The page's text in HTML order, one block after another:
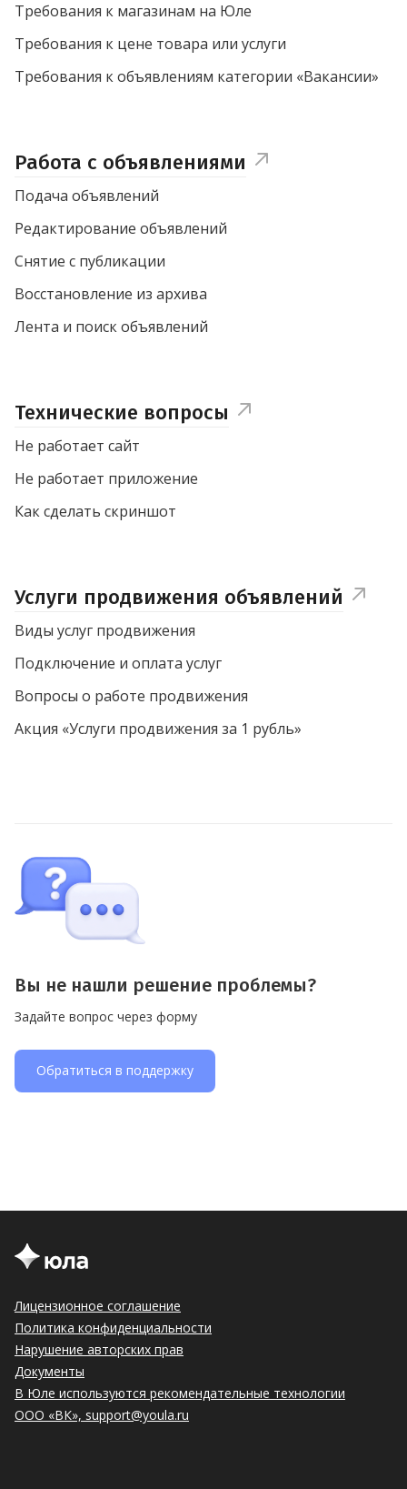
Требования к магазинам на Юле
Требования к цене товара или услуги
Требования к объявлениям категории «Вакансии»
Работа с объявлениями
Подача объявлений
Редактирование объявлений
Снятие с публикации
Восстановление из архива
Лента и поиск объявлений
Технические вопросы
Не работает сайт
Не работает приложение
Как сделать скриншот
Услуги продвижения объявлений
Виды услуг продвижения
Подключение и оплата услуг
Вопросы о работе продвижения
Акция «Услуги продвижения за 1 рубль»
Вы не нашли решение проблемы?
Задайте вопрос через форму
Обратиться в поддержку
Лицензионное соглашение
Политика конфиденциальности
Нарушение авторских прав
Документы
В Юле используются рекомендательные технологии
ООО «ВК», support@youla.ru